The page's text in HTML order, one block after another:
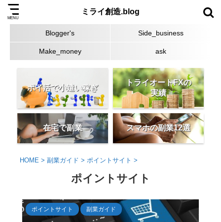
ミライ創造.blog
Blogger's Side_business
Make_money ask
ポイ活で小遣い稼ぎ
トライオートFXの
実績
在宅で副業 スマホの副業12選
HOME > 副業ガイド > ポイントサイト >
ポイントサイト
ポイントサイト 副業ガイド